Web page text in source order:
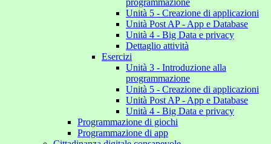
programmazione
Unità 5 - Creazione di applicazioni
Unità Post AP - App e Database
Unità 4 - Big Data e privacy
Dettaglio attività
Esercizi
Unità 3 - Introduzione alla
programmazione
Unità 5 - Creazione di applicazioni
Unità Post AP - App e Database
Unità 4 - Big Data e privacy
Programmazione di giochi
Programmazione di app